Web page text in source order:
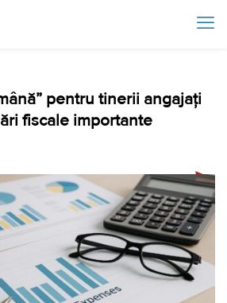
pentru tinerii angajați
fiscale importante